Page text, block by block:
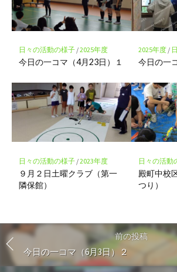
日々の活動の様子/2025年度
今日の一コマ（4月23日）１
2025年度/
今日の一
日々の活動の様子/2023年度
９月２日土曜クラブ（第一
隣保館）
日々の活動
殿町中校
つり）
前の投稿
今日の一コマ（6月3日）２